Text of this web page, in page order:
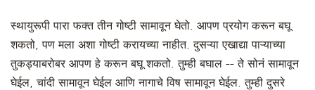
स्थायुरूपी पारा फक्त तीन गोष्टी सामावून घेतो. आपण प्रयोग करून बघू
शकतो, पण मला अशा गोष्टी करायच्या नाहीत. दुसऱ्या एखाद्या पाऱ्याच्या
तुकड्याबरोबर आपण हे करून बघू शकतो. तुम्ही बघाल -- ते सोनं सामावून
घेईल, चांदी सामावून घेईल आणि नागाचे विष सामावून घेईल. तुम्ही दुसरे